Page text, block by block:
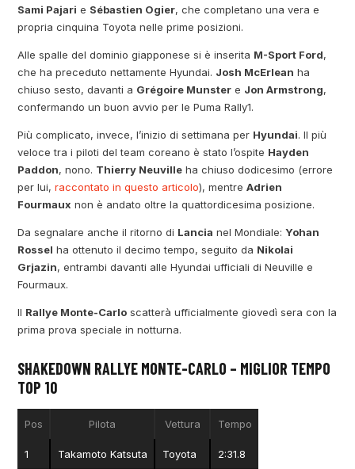
Sami Pajari e Sébastien Ogier, che completano una vera e
propria cinquina Toyota nelle prime posizioni.
Alle spalle del dominio giapponese si è inserita M-Sport Ford,
che ha preceduto nettamente Hyundai. Josh McErlean ha
chiuso sesto, davanti a Grégoire Munster e Jon Armstrong,
confermando un buon avvio per le Puma Rally1.
Più complicato, invece, l’inizio di settimana per Hyundai. Il più
veloce tra i piloti del team coreano è stato l’ospite Hayden
Paddon, nono. Thierry Neuville ha chiuso dodicesimo (errore
per lui,raccontato in questo articolo), mentreAdrien
Fourmaux non è andato oltre la quattordicesima posizione.
Da segnalare anche il ritorno di Lancia nel Mondiale:Yohan
Rossel ha ottenuto il decimo tempo, seguito da Nikolai
Grjazin, entrambi davanti alle Hyundai ufficiali di Neuville e
Fourmaux.
Il Rallye Monte-Carlo scatterà ufficialmente giovedì sera con la
prima prova speciale in notturna.
SHAKEDOWN RALLYE MONTE-CARLO – MIGLIOR TEMPO
TOP 10
Pos Pilota Vettura Tempo
1 Takamoto Katsuta Toyota 2:31.8